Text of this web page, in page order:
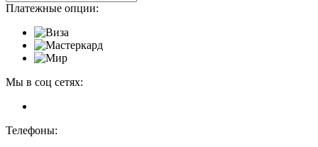
Платежные опции:
Мы в соц сетях:
Телефоны: